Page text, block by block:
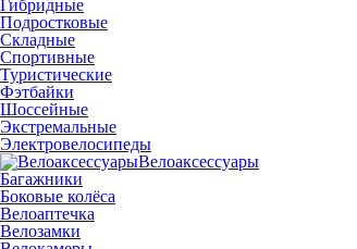
Гибридные
Подростковые
Складные
Спортивные
Туристические
Фэтбайки
Шоссейные
Экстремальные
Электровелосипеды
Велоаксессуары
Багажники
Боковые колёса
Велоаптечка
Велозамки